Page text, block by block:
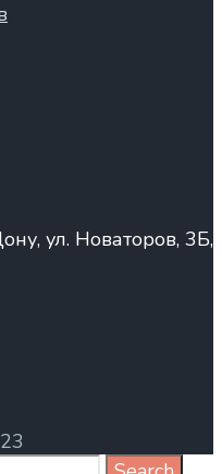
ул. Новаторов, 3Б,